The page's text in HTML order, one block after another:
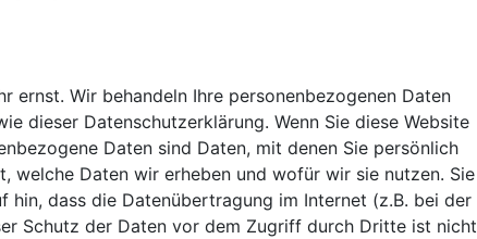
ernst. Wir behandeln Ihre personenbezogenen Daten
dieser Datenschutzerklärung. Wenn Sie diese Website
Daten sind Daten, mit denen Sie persönlich
Daten wir erheben und wofür wir sie nutzen. Sie
dass die Datenübertragung im Internet (z.B. bei der
Schutz der Daten vor dem Zugriff durch Dritte ist nicht